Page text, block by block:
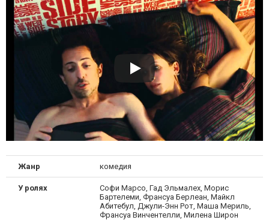
Жанр комедия
У ролях
Софи Марсо, Гад Эльмалех, Морис
Бартелеми, Франсуа Берлеан, Майкл
Абитебул, Джули-Энн Рот, Маша Мериль,
Франсуа Винчентелли, Милена Широн